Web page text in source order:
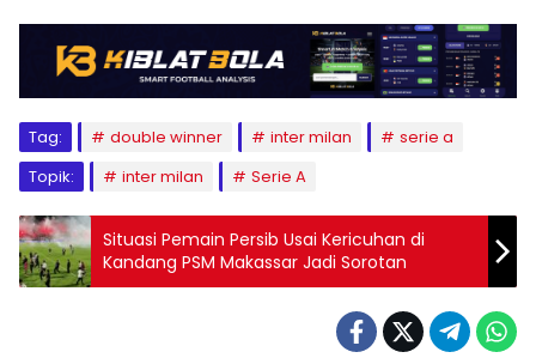
Tag: double winner inter milan
serie a
Topik:
inter milan Serie A
Situasi Pemain Persib Usai Kericuhan di
Kandang PSM Makassar Jadi Sorotan